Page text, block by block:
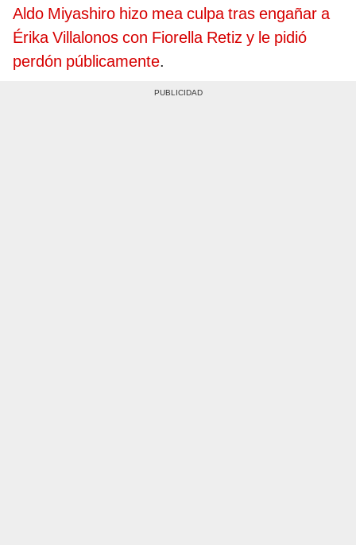
Aldo Miyashiro hizo mea culpa tras engañar a
Érika Villalonos con Fiorella Retiz y le pidió
perdón públicamente.